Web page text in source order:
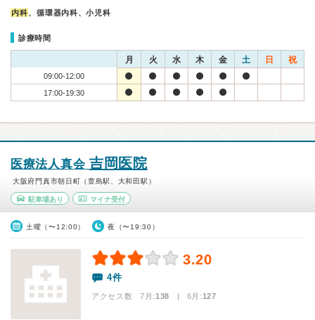
内科、循環器内科、小児科
診療時間
月 火 水 木 金 土 日 祝
09:00-12:00
17:00-19:30
医療法人真会 吉岡医院
大阪府門真市朝日町（萱島駅、大和田駅）
駐車場あり マイナ受付
土曜（〜12:00） 夜（〜19:30）
3.20
4件
アクセス数 7月:138 | 6月:127